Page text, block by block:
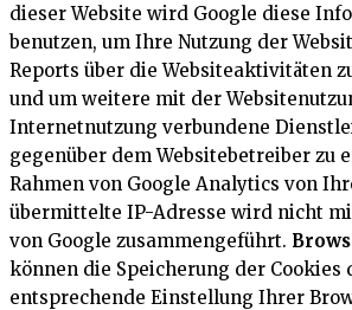
dieser Website wird Google diese
benutzen, um Ihre Nutzung der
Reports über die Websiteaktivitäten
und um weitere mit der
Internetnutzung verbundene
gegenüber dem Websitebetreiber zu
Rahmen von Google Analytics von
übermittelte IP-Adresse wird nicht
von Google zusammengeführt.
können die Speicherung der Cookies
entsprechende Einstellung Ihrer